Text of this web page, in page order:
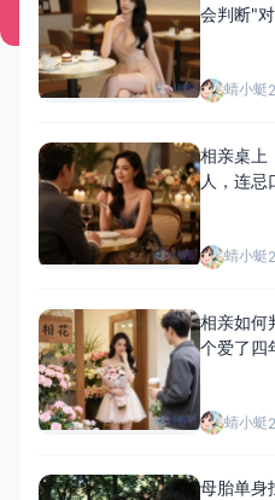
会判断"
蜻小蜓
相亲桌上
人，连忌
蜻小蜓
相亲如何
个爱了四
蜻小蜓
母胎单身